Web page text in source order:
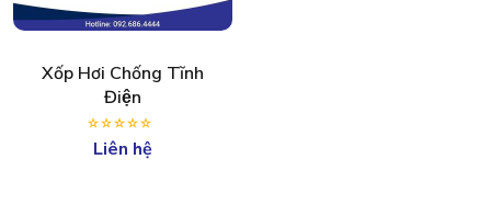
Xốp Hơi Chống Tĩnh
Điện
Liên hệ